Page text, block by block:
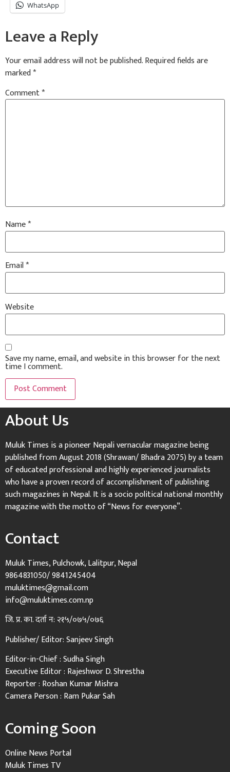
WhatsApp
Leave a Reply
Your email address will not be published.Required fields are
marked*
Comment*
Name*
Email*
Website
Save my name, email, and website in this browser for the next
time I comment.
About Us
Muluk Times is a pioneer Nepali vernacular magazine being
published from August 2018 (Shrawan/ Bhadra 2075) by a team
of educated professional and highly experienced journalists
who have a proven record of accomplishment of publishing
such magazines in Nepal. It is a socio political national monthly
magazine with the motto of “News for everyone”.
Contact
Muluk Times, Pulchowk, Lalitpur, Nepal
9864831050/ 9841245404
muluktimes@gmail.com
info@muluktimes.com.np
जि. प्र. का. दर्ता न: २१५/०७५/०७६
Publisher/ Editor: Sanjeev Singh
Editor-in-Chief : Sudha Singh
Executive Editor : Rajeshwor D. Shrestha
Reporter : Roshan Kumar Mishra
Camera Person : Ram Pukar Sah
Coming Soon
Online News Portal
Muluk Times TV